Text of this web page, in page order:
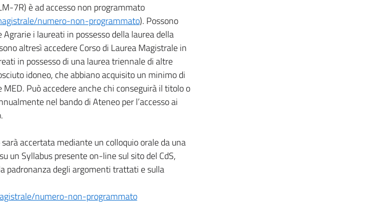
7R) è ad accesso non programmato
numero-non-programmato). Possono
i laureati in possesso della laurea della
altresì accedere Corso di Laurea Magistrale in
in possesso di una laurea triennale di altre
idoneo, che abbiano acquisito un minimo di
MED. Può accedere anche chi conseguirà il titolo o
nel bando di Ateneo per l’accesso ai
accertata mediante un colloquio orale da una
un Syllabus presente on-line sul sito del CdS,
padronanza degli argomenti trattati e sulla
numero-non-programmato